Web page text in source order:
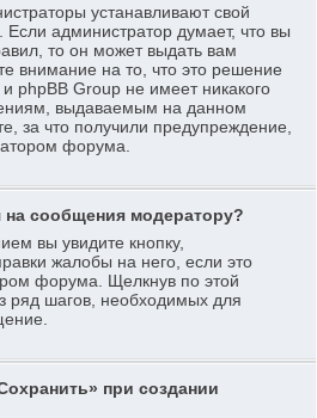
устанавливают свой
Если администратор думает, что вы
то он может выдать вам
внимание на то, что это решение
phpBB Group не имеет никакого
выдаваемым на данном
за что получили предупреждение,
форума.
на сообщения модератору?
вы увидите кнопку,
жалобы на него, если это
форума. Щелкнув по этой
ряд шагов, необходимых для
при создании